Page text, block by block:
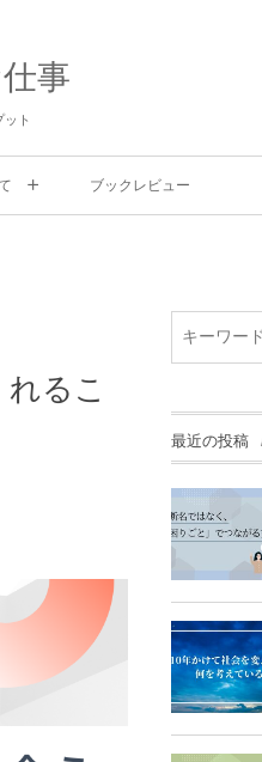
事
ト
ブックレビュー
るこ
最近の投稿